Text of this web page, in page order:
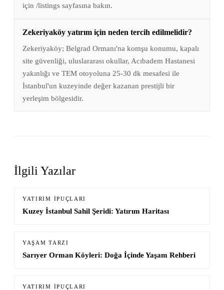
için /listings sayfasına bakın.
Zekeriyaköy yatırım için neden tercih edilmelidir?
Zekeriyaköy; Belgrad Ormanı'na komşu konumu, kapalı
site güvenliği, uluslararası okullar, Acıbadem Hastanesi
yakınlığı ve TEM otoyoluna 25-30 dk mesafesi ile
İstanbul'un kuzeyinde değer kazanan prestijli bir
yerleşim bölgesidir.
İlgili Yazılar
YATIRIM İPUÇLARI
Kuzey İstanbul Sahil Şeridi: Yatırım Haritası
YAŞAM TARZI
Sarıyer Orman Köyleri: Doğa İçinde Yaşam Rehberi
YATIRIM İPUÇLARI